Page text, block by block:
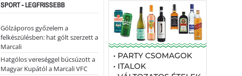
SPORT - LEGFRISSEBB
Gólzáporos győzelem a
felkészülésben: hat gólt szerzett a
Marcali
Hatgólos vereséggel búcsúzott a
Magyar Kupától a Marcali VFC